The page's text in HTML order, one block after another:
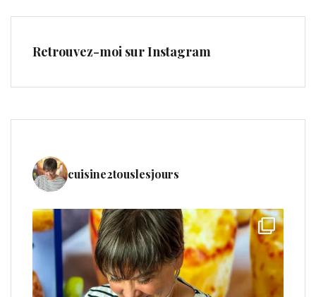
Retrouvez-moi sur Instagram
cuisine2touslesjours